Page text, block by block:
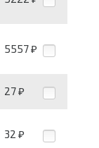
5557 ₽
27 ₽
32 ₽